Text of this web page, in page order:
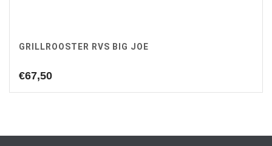
GRILLROOSTER RVS BIG JOE
€67,50